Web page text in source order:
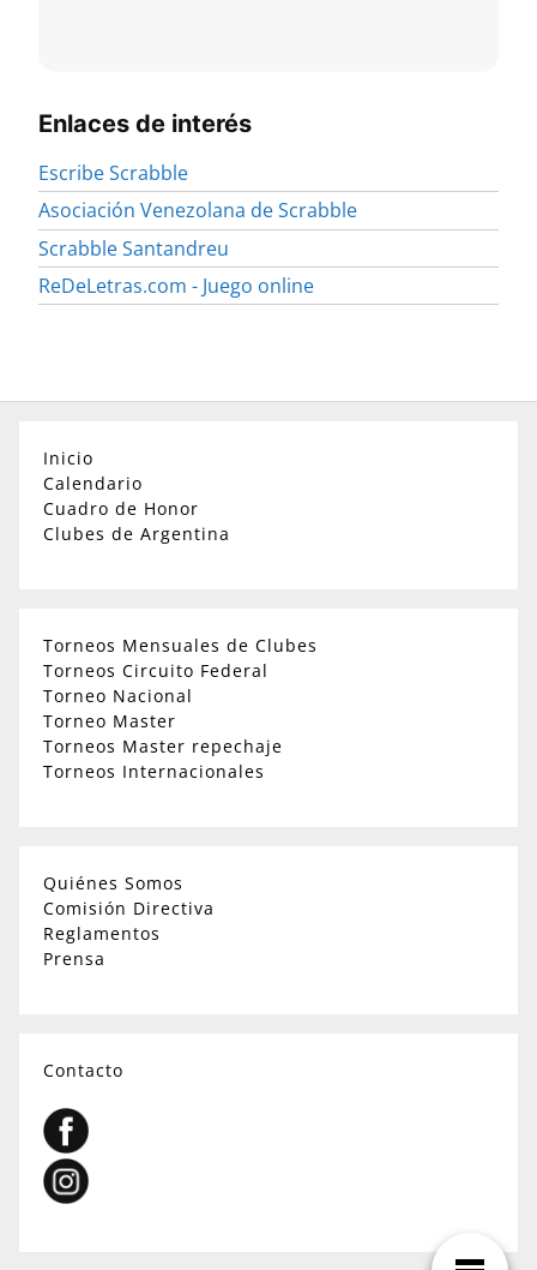
Enlaces de interés
Escribe Scrabble
Asociación Venezolana de Scrabble
Scrabble Santandreu
ReDeLetras.com - Juego online
Inicio
Calendario
Cuadro de Honor
Clubes de Argentina
Torneos Mensuales de Clubes
Torneos Circuito Federal
Torneo Nacional
Torneo Master
Torneos Master repechaje
Torneos Internacionales
Quiénes Somos
Comisión Directiva
Reglamentos
Prensa
Contacto